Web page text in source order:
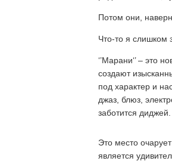
Потом они,
Что-то я слишком
‘’Марани‘’ – это
создают
под характер и
джаз, блюз,
заботится
Это место
является